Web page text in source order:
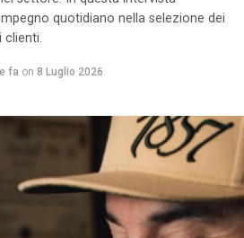
quotidiano nella selezione dei
clienti.
fa on 8 Luglio 2026